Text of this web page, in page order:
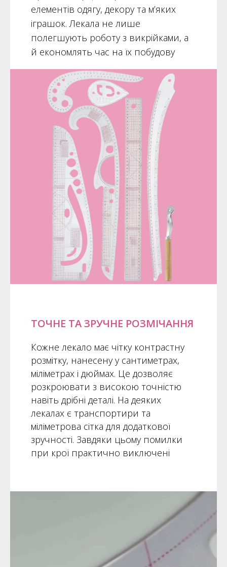
елементів одягу, декору та м’яких
іграшок. Лекала не лише
полегшують роботу з викрійками, а
й економлять час на їх побудову
ТОЧНЕ ТА ЗРУЧНЕ РОЗМІЧАННЯ
Кожне лекало має чітку контрастну
розмітку, нанесену у сантиметрах,
міліметрах і дюймах. Це дозволяє
розкроювати з високою точністю
навіть дрібні деталі. На деяких
лекалах є транспортири та
міліметрова сітка для додаткової
зручності. Завдяки цьому помилки
при крої практично виключені